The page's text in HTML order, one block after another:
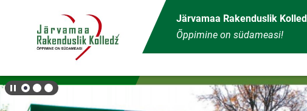
Järvamaa Rakenduslik
Õppimine on südameasi!
Главная страница